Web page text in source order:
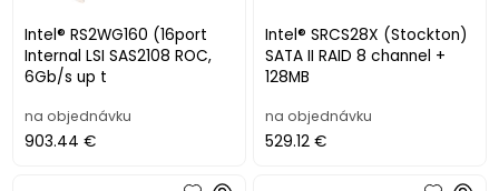
Intel® RS2WG160 (16port
Internal LSI SAS2108 ROC,
6Gb/s up t
na objednávku
903.44 €
Intel® SRCS28X (Stockton)
SATA II RAID 8 channel +
128MB
na objednávku
529.12 €